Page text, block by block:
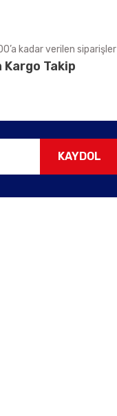
kadar verilen siparişler
Kargo Takip
KAYDOL